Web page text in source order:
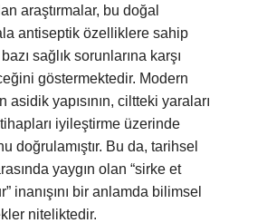
araştırmalar, bu doğal
antiseptik özelliklere sahip
sağlık sorunlarına karşı
göstermektedir. Modern
asidik yapısının, ciltteki yaraları
iyileştirme üzerinde
doğrulamıştır. Bu da, tarihsel
yaygın olan “sirke et
inanışını bir anlamda bilimsel
niteliktedir.